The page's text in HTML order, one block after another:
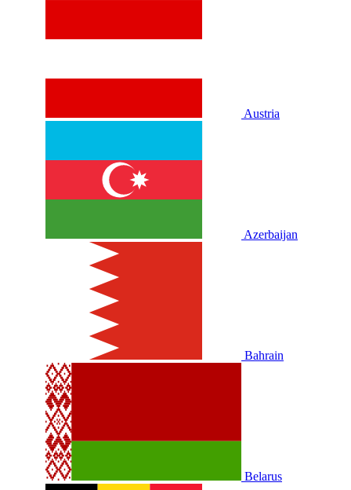
Austria
Azerbaijan
Bahrain
Belarus